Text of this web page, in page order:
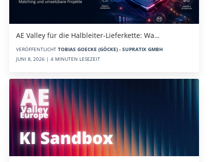
AE Valley für die Halbleiter-Lieferkette: Wa…
VERÖFFENTLICHT TOBIAS GOECKE (GÖCKE) - SUPRATIX GMBH
JUNI 8, 2026 | 4 MINUTEN LESEZEIT